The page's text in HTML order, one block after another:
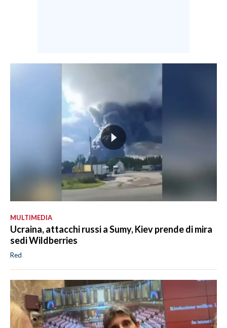
MULTIMEDIA
Ucraina, attacchi russi a Sumy, Kiev prende di mira
sedi Wildberries
Red